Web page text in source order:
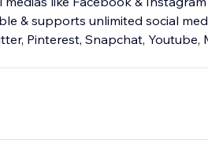
& supports unlimited social
Pinterest, Snapchat, Youtube,